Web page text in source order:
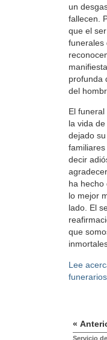
un
fallecen.
que el
funerales
profunda
del
El
la vida
dejado
decir
ha hecho
lo mejor
lado. El
que
Lee
«
Servicio de